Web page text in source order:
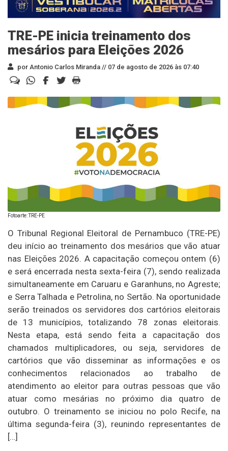
TRE-PE inicia treinamento dos
mesários para Eleições 2026
por Antonio Carlos Miranda // 07 de agosto de 2026 às 07:40
Fotoarte: TRE-PE
O Tribunal Regional Eleitoral de Pernambuco (TRE-PE)
deu início ao treinamento dos mesários que vão atuar
nas Eleições 2026. A capacitação começou ontem (6)
e será encerrada nesta sexta-feira (7), sendo realizada
simultaneamente em Caruaru e Garanhuns, no Agreste;
e Serra Talhada e Petrolina, no Sertão. Na oportunidade
serão treinados os servidores dos cartórios eleitorais
de 13 municípios, totalizando 78 zonas eleitorais.
Nesta etapa, está sendo feita a capacitação dos
chamados multiplicadores, ou seja, servidores de
cartórios que vão disseminar as informações e os
conhecimentos relacionados ao trabalho de
atendimento ao eleitor para outras pessoas que vão
atuar como mesárias no próximo dia quatro de
outubro. O treinamento se iniciou no polo Recife, na
última segunda-feira (3), reunindo representantes de
[…]